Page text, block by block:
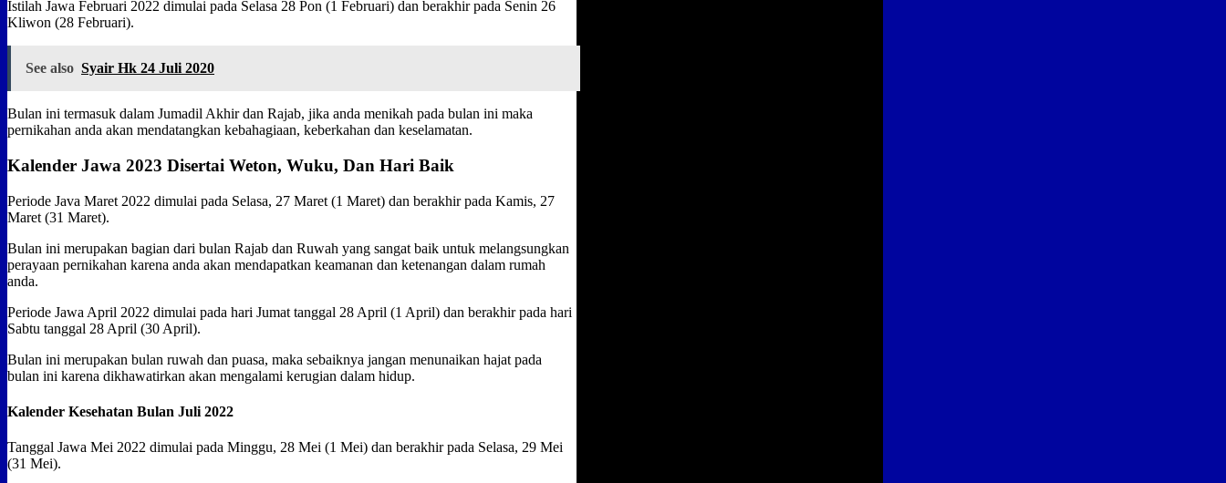
Istilah Jawa Februari 2022 dimulai pada Selasa 28 Pon (1 Februari) dan berakhir pada Senin 26
Kliwon (28 Februari).
See also Syair Hk 24 Juli 2020
Bulan ini termasuk dalam Jumadil Akhir dan Rajab, jika anda menikah pada bulan ini maka
pernikahan anda akan mendatangkan kebahagiaan, keberkahan dan keselamatan.
Kalender Jawa 2023 Disertai Weton, Wuku, Dan Hari Baik
Periode Java Maret 2022 dimulai pada Selasa, 27 Maret (1 Maret) dan berakhir pada Kamis, 27
Maret (31 Maret).
Bulan ini merupakan bagian dari bulan Rajab dan Ruwah yang sangat baik untuk melangsungkan
perayaan pernikahan karena anda akan mendapatkan keamanan dan ketenangan dalam rumah
anda.
Periode Jawa April 2022 dimulai pada hari Jumat tanggal 28 April (1 April) dan berakhir pada hari
Sabtu tanggal 28 April (30 April).
Bulan ini merupakan bulan ruwah dan puasa, maka sebaiknya jangan menunaikan hajat pada
bulan ini karena dikhawatirkan akan mengalami kerugian dalam hidup.
Kalender Kesehatan Bulan Juli 2022
Tanggal Jawa Mei 2022 dimulai pada Minggu, 28 Mei (1 Mei) dan berakhir pada Selasa, 29 Mei
(31 Mei).